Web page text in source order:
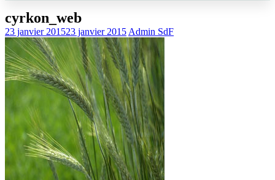
cyrkon_web
23 janvier 201523 janvier 2015 Admin SdF